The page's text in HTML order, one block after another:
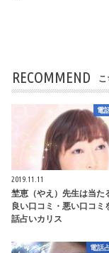
RECOMMEND こ
電
2019.11.11
埜恵（やえ）先生は当た
良い口コミ・悪い口コミ
話占いカリス
電話